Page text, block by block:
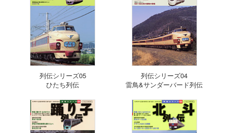
列伝シリーズ05
ひたち列伝
列伝シリーズ04
雷鳥&サンダーバード列伝